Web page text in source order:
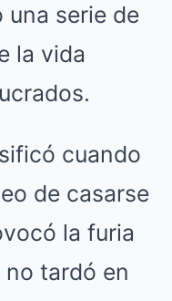
una serie de
la vida
cuando
de casarse
la furia
tardó en